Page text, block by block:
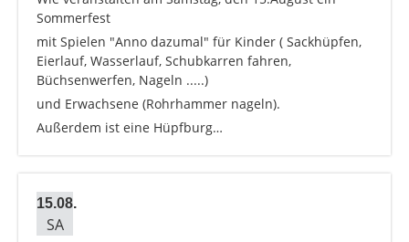
Sommerfest
mit Spielen "Anno dazumal" für Kinder ( Sackhüpfen,
Eierlauf, Wasserlauf, Schubkarren fahren,
Büchsenwerfen, Nageln .....)
und Erwachsene (Rohrhammer nageln).
Außerdem ist eine Hüpfburg…
15.08.
SA